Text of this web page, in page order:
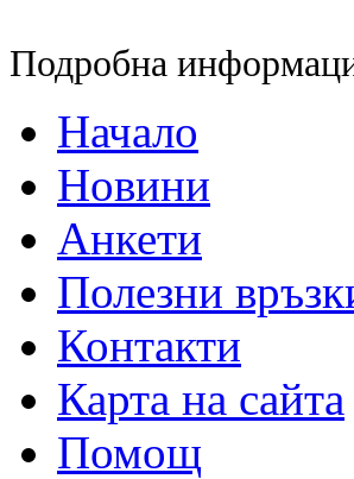
Подробна
Начало
Новини
Анкети
Полезни
Контакти
Карта на сайта
Помощ